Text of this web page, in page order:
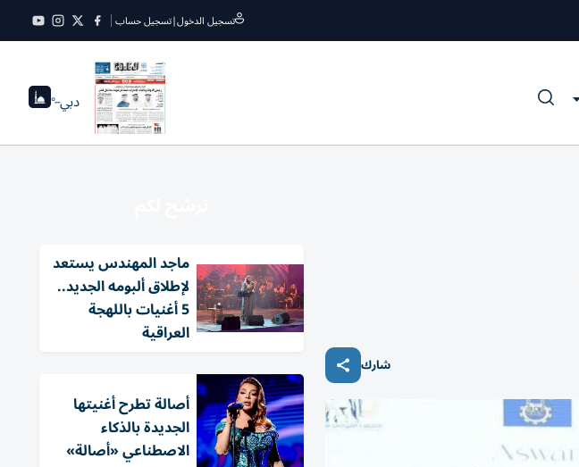
تسجيل الدخول|تسجيل حساب
دبي--°
شارك
ماجد المهندس يستعد
لإطلاق ألبومه الجديد..
5 أغنيات باللهجة
العراقية
أصالة تطرح أغنيتها
الجديدة بالذكاء
الاصطناعي «أصالة»